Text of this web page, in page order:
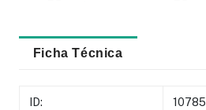
Ficha Técnica
ID: